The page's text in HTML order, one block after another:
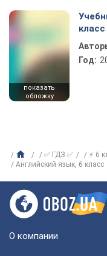
показать
обложку
класс
Год:
✅ ГДЗ ✅ ⚡ 6
Английский язык, 6 класс
О компании